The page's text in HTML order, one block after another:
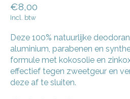
€8,00
Incl. btw
Deze 100% natuurlijke
aluminium, parabenen en
formule met kokosolie en
effectief tegen zweetgeur en
deze af te sluiten.